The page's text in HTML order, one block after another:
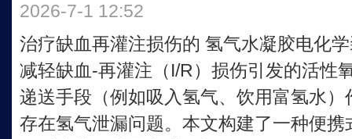
2026-7-1 12:52
治疗缺血再灌注损伤的 氢气水凝胶电化
减轻缺血‑再灌注（I/R）损伤引发的活性
递送手段（例如吸入氢气、饮用富氢水
存在氢气泄漏问题。本文构建了一种便